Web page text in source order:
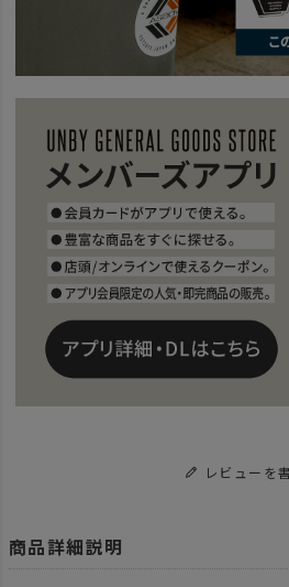
All About EXCLUSIVE
レビューを
商品詳細説明